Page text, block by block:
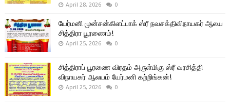
April 28, 2026 0
யேர்மனி முன்சன்கிளட்பாக் ஸ்ரீ நவசக்திவிநாயகர் ஆலய
சித்திரா பூரணைம்!
April 25, 2026 0
சித்திராப் பூரணை விரதம் அருள்மிகு ஸ்ரீ வரசித்தி
விநாயகர் ஆலயம் யேர்மனி கற்றிங்கன்!
April 25, 2026 0